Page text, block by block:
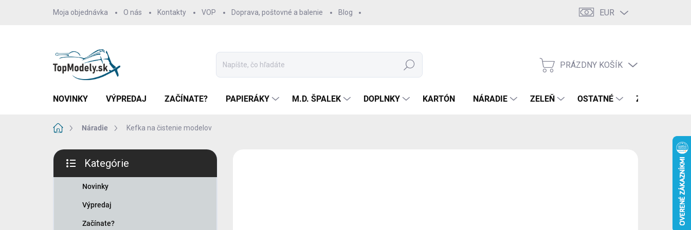
Moja objednávka O nás Kontakty VOP Doprava, poštovné a balenie Blog EUR
Hľadať
NÁKUPNÝ
PRÁZDNY KOŠÍK
NOVINKY VÝPREDAJ ZAČÍNATE? PAPIERÁKY M.D. ŠPALEK DOPLNKY KARTÓN NÁRADIE ZELEŇ OSTATNÉ ZNAČKY
DomovNáradie Kefka na čistenie modelov
B
č
kategórie
Kategórie
Novinky
Výpredaj
Začínate?